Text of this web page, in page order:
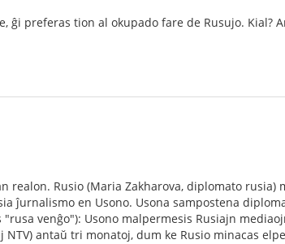
ĝi preferas tion al okupado fare de Rusujo. Kial?
Rusio (Maria Zakharova, diplomato rusia)
ĵurnalismo en Usono. Usona sampostena
venĝo"): Usono malpermesis Rusiajn
antaŭ tri monatoj, dum ke Rusio minacas